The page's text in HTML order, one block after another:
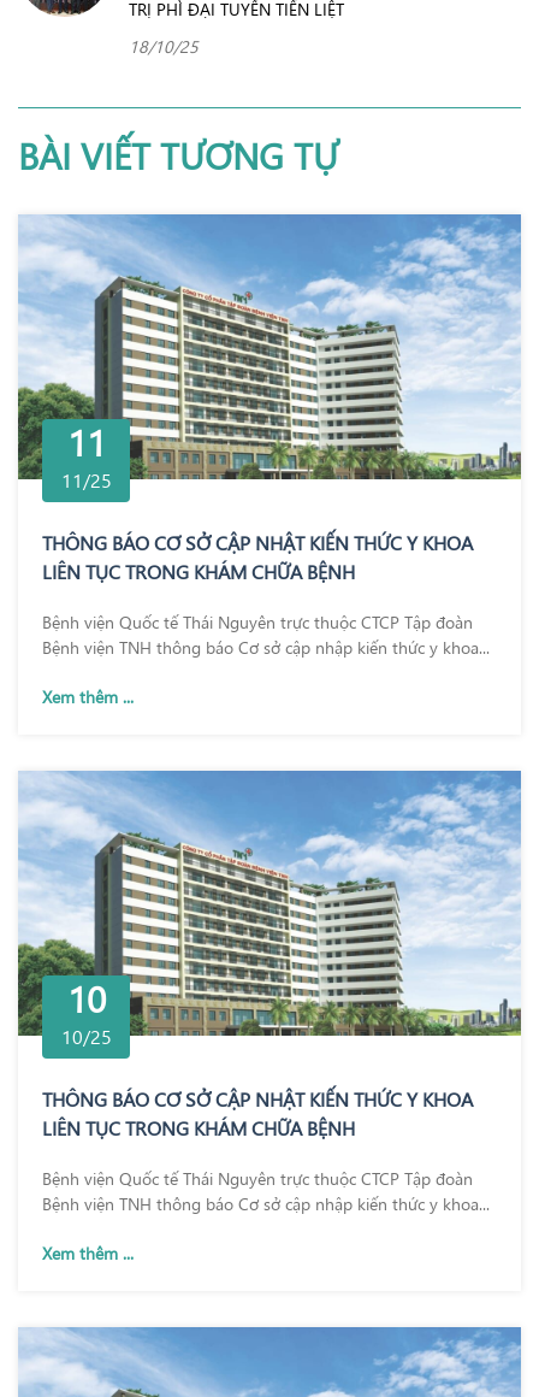
TRỊ PHÌ ĐẠI TUYẾN TIỀN LIỆT
18/10/25
BÀI VIẾT TƯƠNG TỰ
11
11/25
THÔNG BÁO CƠ SỞ CẬP NHẬT KIẾN THỨC Y KHOA
LIÊN TỤC TRONG KHÁM CHỮA BỆNH
Bệnh viện Quốc tế Thái Nguyên trực thuộc CTCP Tập đoàn
Bệnh viện TNH thông báo Cơ sở cập nhập kiến thức y khoa...
Xem thêm ...
10
10/25
THÔNG BÁO CƠ SỞ CẬP NHẬT KIẾN THỨC Y KHOA
LIÊN TỤC TRONG KHÁM CHỮA BỆNH
Bệnh viện Quốc tế Thái Nguyên trực thuộc CTCP Tập đoàn
Bệnh viện TNH thông báo Cơ sở cập nhập kiến thức y khoa...
Xem thêm ...